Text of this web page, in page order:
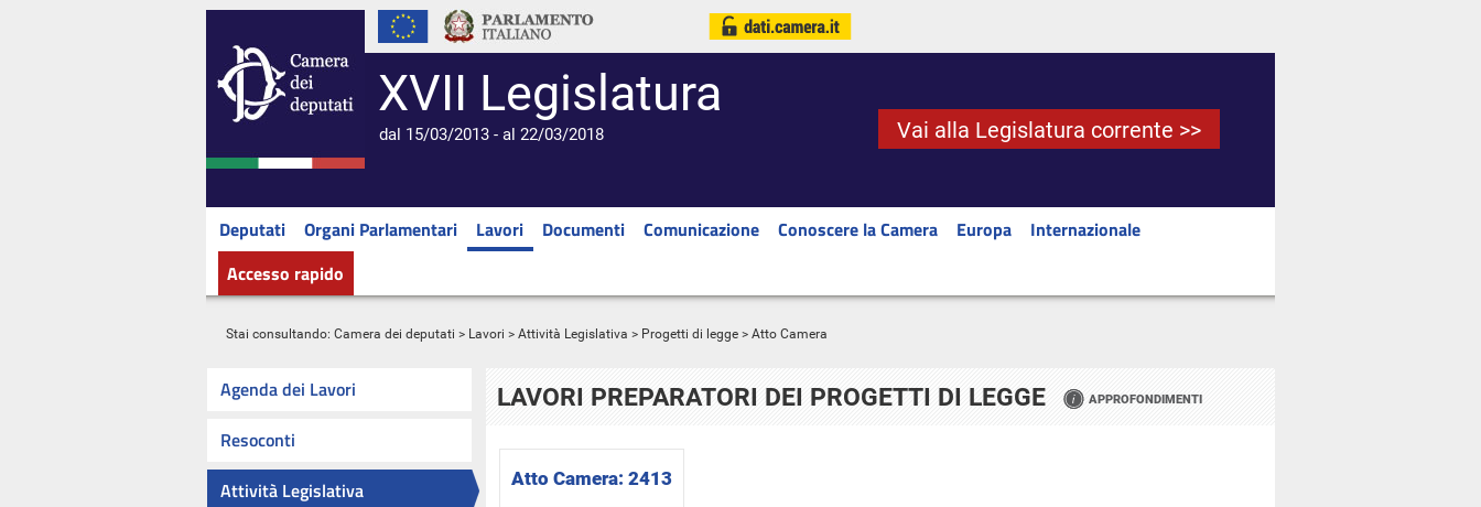
XVII Legislatura
dal 15/03/2013 - al 22/03/2018 Vai alla Legislatura corrente >>
Deputati Organi Parlamentari Lavori Documenti Comunicazione Conoscere la Camera Europa
Internazionale
Accesso rapido
Stai consultando: Camera dei deputati > Lavori > Attività Legislativa > Progetti di legge > Atto Camera
Agenda dei Lavori
Resoconti
Attività Legislativa
LAVORI PREPARATORI DEI PROGETTI DI LEGGE APPROFONDIMENTI
Atto Camera: 2413